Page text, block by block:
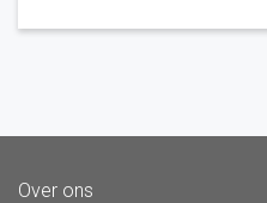
Over ons